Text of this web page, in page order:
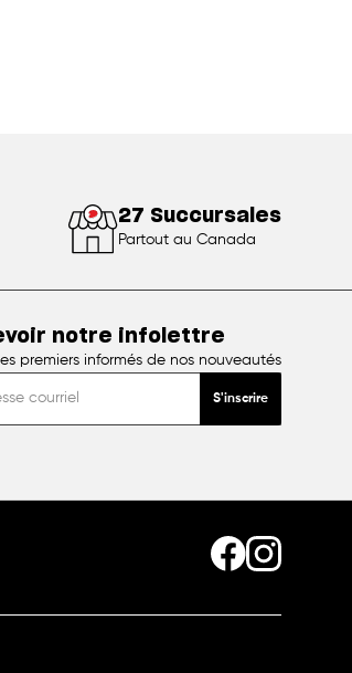
27 Succursales
Partout au Canada
notre infolettre
premiers informés de nos nouveautés
S'inscrire